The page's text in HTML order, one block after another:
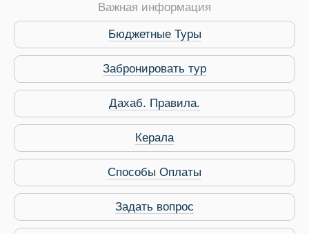
Дахаб
Важная информация
Бюджетные Туры
Забронировать тур
Дахаб. Правила.
Керала
Способы Оплаты
Задать вопрос